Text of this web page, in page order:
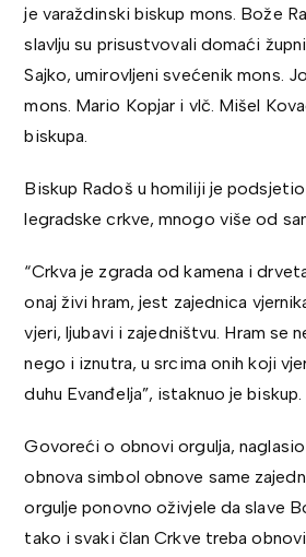
je varaždinski biskup mons. Bože
slavlju su prisustvovali domaći
Sajko, umirovljeni svećenik mons.
mons. Mario Kopjar i vlč. Mišel
biskupa.
Biskup Radoš u homiliji je
legradske crkve, mnogo više od
“Crkva je zgrada od kamena i
onaj živi hram, jest zajednica
vjeri, ljubavi i zajedništvu. Hram se
nego i iznutra, u srcima onih koji
duhu Evanđelja”, istaknuo je biskup.
Govoreći o obnovi orgulja,
obnova simbol obnove same
orgulje ponovno oživjele da slave
tako i svaki član Crkve treba